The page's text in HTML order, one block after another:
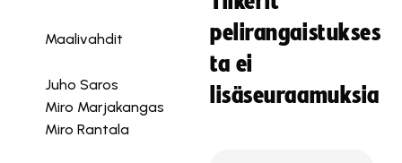
Maalivahdit
Juho Saros
Miro Marjakangas
Miro Rantala
pelirangaistukses
ta ei
lisäseuraamuksia